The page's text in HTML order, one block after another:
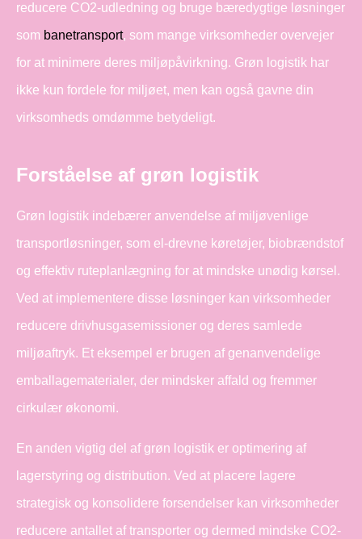
reducere CO2-udledning og bruge bæredygtige løsninger
som banetransport, som mange virksomheder overvejer
for at minimere deres miljøpåvirkning. Grøn logistik har
ikke kun fordele for miljøet, men kan også gavne din
virksomheds omdømme betydeligt.
Forståelse af grøn logistik
Grøn logistik indebærer anvendelse af miljøvenlige
transportløsninger, som el-drevne køretøjer, biobrændstof
og effektiv ruteplanlægning for at mindske unødig kørsel.
Ved at implementere disse løsninger kan virksomheder
reducere drivhusgasemissioner og deres samlede
miljøaftryk. Et eksempel er brugen af genanvendelige
emballagematerialer, der mindsker affald og fremmer
cirkulær økonomi.
En anden vigtig del af grøn logistik er optimering af
lagerstyring og distribution. Ved at placere lagere
strategisk og konsolidere forsendelser kan virksomheder
reducere antallet af transporter og dermed mindske CO2-